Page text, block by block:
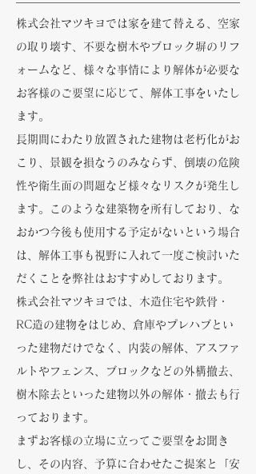
株式会社マツキヨでは家を建て替える、空家
の取り壊す、不要な樹木やブロック塀のリフ
ォームなど、様々な事情により解体が必要な
お客様のご要望に応じて、解体工事をいたし
ます。
長期間にわたり放置された建物は老朽化がお
こり、景観を損なうのみならず、倒壊の危険
性や衛生面の問題など様々なリスクが発生し
ます。このような建築物を所有しており、な
おかつ今後も使用する予定がないという場合
は、解体工事も視野に入れて一度ご検討いた
だくことを弊社はおすすめしております。
株式会社マツキヨでは、木造住宅や鉄骨・
RC造の建物をはじめ、倉庫やプレハブとい
った建物だけでなく、内装の解体、アスファ
ルトやフェンス、ブロックなどの外構撤去、
樹木除去といった建物以外の解体・撤去も行
っております。
まずお客様の立場に立ってご要望をお聞き
し、その内容、予算に合わせたご提案と「安